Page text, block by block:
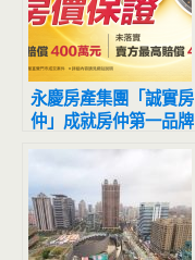
永慶房產集團「誠實房
仲」成就房仲第一品牌
單店平均業績逾690萬